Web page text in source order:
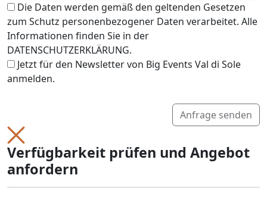
Die Daten werden gemäß den geltenden Gesetzen
zum Schutz personenbezogener Daten verarbeitet. Alle
Informationen finden Sie in der
DATENSCHUTZERKLÄRUNG.
Jetzt für den Newsletter von Big Events Val di Sole
anmelden.
Anfrage senden
Verfügbarkeit prüfen und Angebot
anfordern